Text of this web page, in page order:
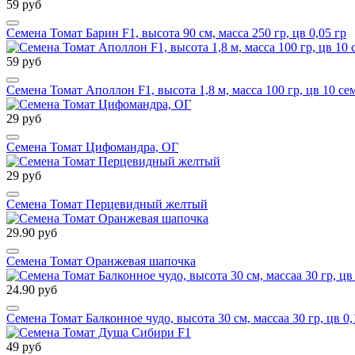
59 руб
Семена Томат Барин F1, высота 90 см, масса 250 гр, цв 0,05 гр
59 руб
Семена Томат Аполлон F1, высота 1,8 м, масса 100 гр, цв 10
29 руб
Семена Томат Цифомандра, ОГ
29 руб
Семена Томат Перцевидный желтый
29.90 руб
Семена Томат Оранжевая шапочка
24.90 руб
Семена Томат Балконное чудо, высота 30 см, массаа 30 гр, цв
49 руб